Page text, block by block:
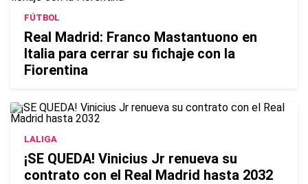
FÚTBOL
Real Madrid: Franco Mastantuono en
Italia para cerrar su fichaje con la
Fiorentina
LALIGA
¡SE QUEDA! Vinicius Jr renueva su
contrato con el Real Madrid hasta 2032